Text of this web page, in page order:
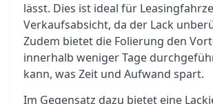
lässt. Dies ist ideal für
Verkaufsabsicht, da der Lack
Zudem bietet die Folierung den
innerhalb weniger Tage
kann, was Zeit und Aufwand spart.
Im Gegensatz dazu bietet eine